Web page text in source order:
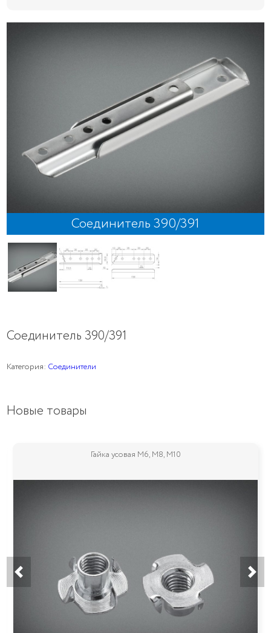
Соединитель 390/391
Соединитель 390/391
Категория: Соединители
Новые товары
Гайка усовая M6, M8, M10